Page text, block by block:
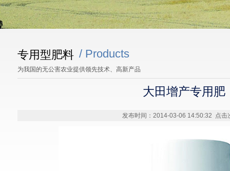
专用型肥料 / Products
为我国的无公害农业提供领先技术、高新产品
大田增产专用肥
发布时间：2014-03-06 14:50:32 点击